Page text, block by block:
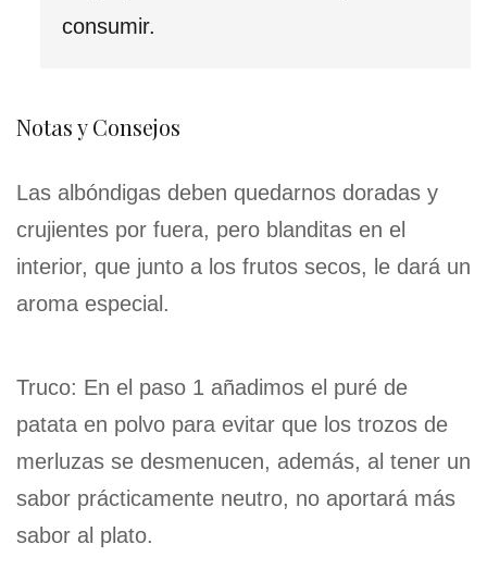
consumir.
Notas y Consejos
Las albóndigas deben quedarnos doradas y
crujientes por fuera, pero blanditas en el
interior, que junto a los frutos secos, le dará un
aroma especial.
Truco: En el paso 1 añadimos el puré de
patata en polvo para evitar que los trozos de
merluzas se desmenucen, además, al tener un
sabor prácticamente neutro, no aportará más
sabor al plato.